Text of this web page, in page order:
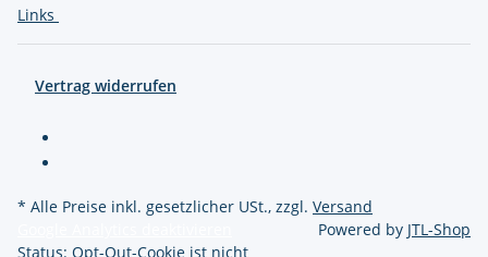
Links
Vertrag widerrufen
* Alle Preise inkl. gesetzlicher USt., zzgl. Versand
Status: Opt-Out-Cookie ist nicht
Powered by JTL-Shop